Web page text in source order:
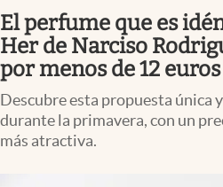
El perfume que es
Her de Narciso
por menos de 12 euros
Descubre esta propuesta única
durante la primavera, con un
más atractiva.